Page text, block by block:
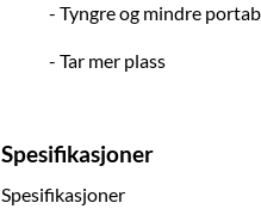
- Tyngre og mindre
- Tar mer plass
Spesifikasjoner
Spesifikasjoner